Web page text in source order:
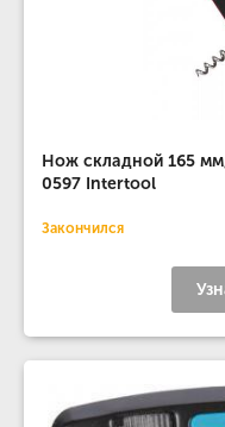
Нож складной 165
0597 Intertool
Закончился